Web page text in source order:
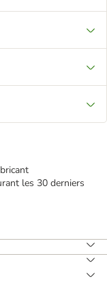
les 30 derniers